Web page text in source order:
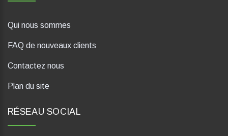
Qui nous sommes
FAQ de nouveaux clients
Contactez nous
Plan du site
RÉSEAU SOCIAL